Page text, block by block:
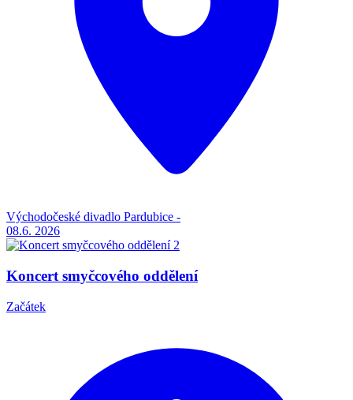
Východočeské divadlo Pardubice -
08.6. 2026
Koncert smyčcového oddělení
Začátek